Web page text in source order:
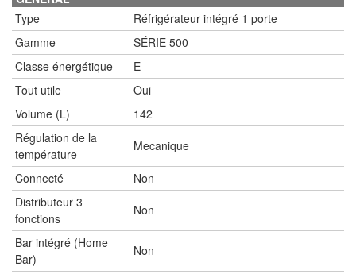
Type
Réfrigérateur intégré 1 porte
Gamme
SÉRIE 500
Classe énergétique
E
Tout utile
Oui
Volume (L)
142
Régulation de la
température
Mecanique
Connecté
Non
Distributeur 3
fonctions
Non
Bar intégré (Home
Bar)
Non